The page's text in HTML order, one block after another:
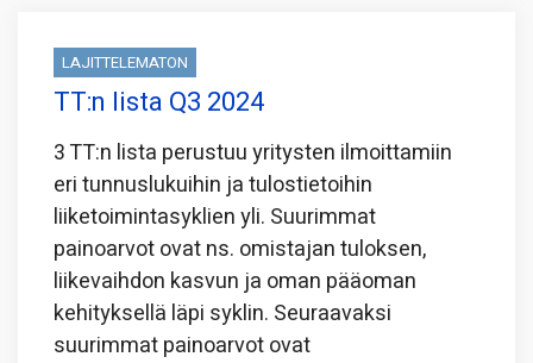
LAJITTELEMATON
TT:n lista Q3 2024
3 TT:n lista perustuu yritysten ilmoittamiin
eri tunnuslukuihin ja tulostietoihin
liiketoimintasyklien yli. Suurimmat
painoarvot ovat ns. omistajan tuloksen,
liikevaihdon kasvun ja oman pääoman
kehityksellä läpi syklin. Seuraavaksi
suurimmat painoarvot ovat